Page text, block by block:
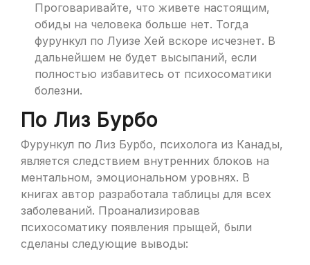
Проговаривайте, что живете настоящим,
обиды на человека больше нет. Тогда
фурункул по Луизе Хей вскоре исчезнет. В
дальнейшем не будет высыпаний, если
полностью избавитесь от психосоматики
болезни.
По Лиз Бурбо
Фурункул по Лиз Бурбо, психолога из Канады,
является следствием внутренних блоков на
ментальном, эмоциональном уровнях. В
книгах автор разработала таблицы для всех
заболеваний. Проанализировав
психосоматику появления прыщей, были
сделаны следующие выводы: